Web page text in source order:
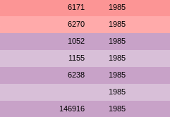
6171 1985
6270 1985
1052 1985
1155 1985
6238 1985
1985
146916 1985